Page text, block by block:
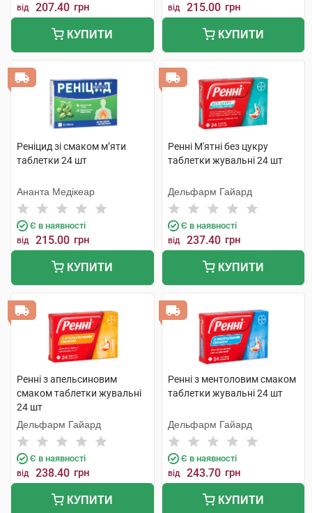
від 207.40 грн
КУПИТИ
від 215.00 грн
КУПИТИ
Реніцид зі смаком м’яти
таблетки 24 шт
Ананта Медікеар
Є в наявності
від 215.00 грн
КУПИТИ
Ренні М'ятні без цукру
таблетки жувальні 24 шт
Дельфарм Гайард
Є в наявності
від 237.40 грн
КУПИТИ
Ренні з апельсиновим
смаком таблетки жувальні
24 шт
Дельфарм Гайард
Є в наявності
від 238.40 грн
КУПИТИ
Ренні з ментоловим смаком
таблетки жувальні 24 шт
Дельфарм Гайард
Є в наявності
від 243.70 грн
КУПИТИ